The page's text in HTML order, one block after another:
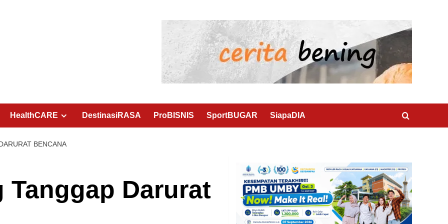
HealthCARE DestinasiRASA ProBISNIS SportBUGAR SiapaDIA
BENCANA
Tanggap Darurat